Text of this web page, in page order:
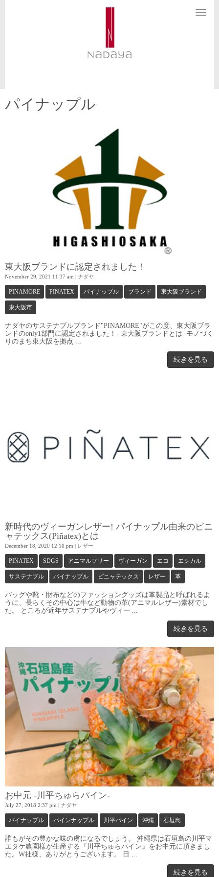
N
パイナップル
東大阪ブランドに認定されました！
November 29, 2021 11:37 am | ナダヤ
PINAMORE PINATEX パイナップル ブランド 東大阪ブランド
東大阪市
ナダヤのサステナブルブランド"PINAMORE"がこの度、東大阪ブラ
ンドのonly1部門に認定されました！ -東大阪ブランドとは モノづく
りのまち東大阪を拠点 ...
続きを見る
新時代のヴィーガンレザー! パイナップル由来のピニ
ャテックス(Piñatex)とは
December 18, 2020 12:10 pm | レザー
PINATEX SDGS アニマルフリー ヴィーガン エコ エシカル
サステナブル パイナップル ピニャテックス レザー 革
バッグや靴・財布などのファッショングッズは革製品と呼ばれるよ
うに、長らくその中心は牛など動物の革(アニマルレザー)素材でし
た。 ところが近年サステナブルやヴィー ...
続きを見る
お中元 -川平ちゅらパイン-
July 27, 2018 2:37 pm ナダヤ
パイナップル パインナップル 川平パイン 沖縄 石垣島
誰もがその豊かな味の虜になるでしょう。 沖縄県は石垣島の川平マ
エタケ農園様が生産する『川平ちゅらパイン』をお中元に頂きまし
た。W社様、ありがとうございます。 日 ...
続きを見る